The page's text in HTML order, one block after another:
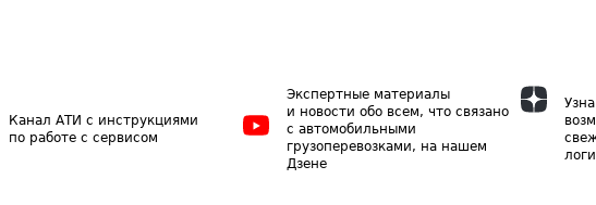
Канал АТИ с инструкциями
по работе с сервисом
Экспертные материалы
и новости обо всем, что связано
с автомобильными
грузоперевозками, на нашем
Дзене